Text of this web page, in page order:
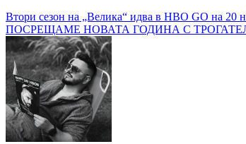
Навигация
Втори сезон на „Велика“ идва в HBO GO на 20
ПОСРЕЩАМЕ НОВАТА ГОДИНА С